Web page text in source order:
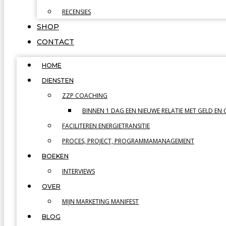
RECENSIES
SHOP
CONTACT
HOME
DIENSTEN
ZZP COACHING
BINNEN 1 DAG EEN NIEUWE RELATIE MET GELD EN
FACILITEREN ENERGIETRANSITIE
PROCES, PROJECT, PROGRAMMAMANAGEMENT
BOEKEN
INTERVIEWS
OVER
MIJN MARKETING MANIFEST
BLOG